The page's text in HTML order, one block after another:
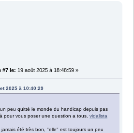
#7 le: 19 août 2025 à 18:48:59 »
2025 à 10:40:29
peu quitté le monde du handicap depuis pas
pour vous poser une question a tous.vidalista
été très bon, "elle" est toujours un peu